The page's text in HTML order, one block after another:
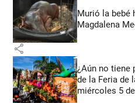
Murió la bebé
Magdalena
share
¿Aún no tiene
de la Feria de
miércoles 5